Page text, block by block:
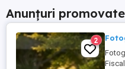
Anunțuri promovate
2